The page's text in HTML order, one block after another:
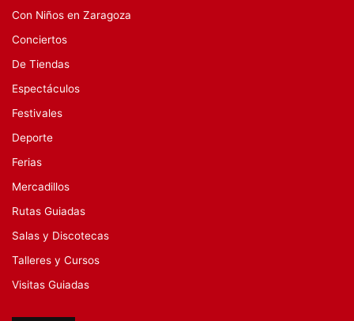
Con Niños en Zaragoza
Conciertos
De Tiendas
Espectáculos
Festivales
Deporte
Ferias
Mercadillos
Rutas Guiadas
Salas y Discotecas
Talleres y Cursos
Visitas Guiadas